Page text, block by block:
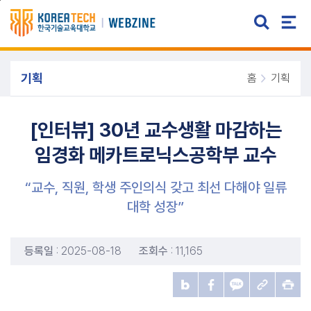
주메뉴 바로가기
본문 바로가기
기획 홈 기획
[인터뷰] 30년 교수생활 마감하는
임경화 메카트로닉스공학부 교수
“교수, 직원, 학생 주인의식 갖고 최선 다해야 일류
대학 성장”
등록일 : 2025-08-18 조회수 : 11,165